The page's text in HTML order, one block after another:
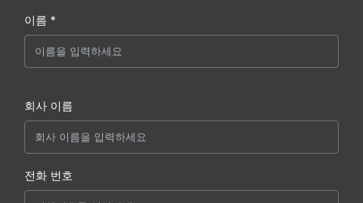
이름 *
회사 이름
전화 번호